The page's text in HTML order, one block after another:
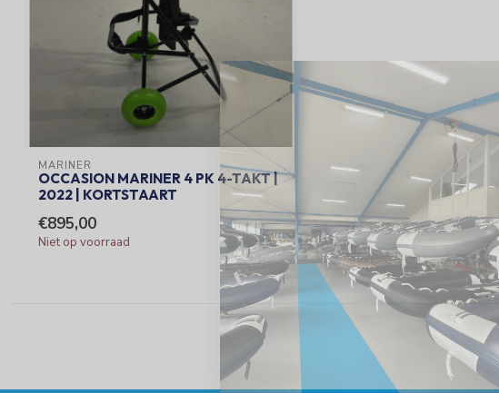
MARINER
OCCASION MARINER 4 PK 4-TAKT |
2022 | KORTSTAART
€895,00
Niet op voorraad